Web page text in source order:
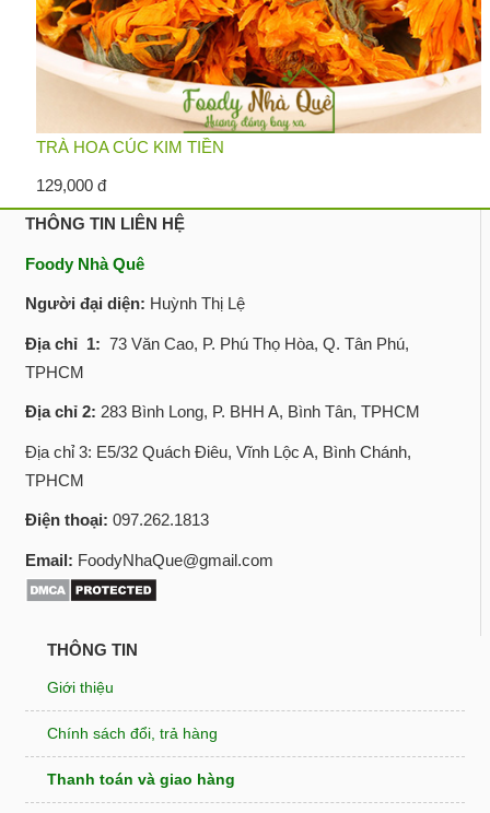
TRÀ HOA CÚC KIM TIỀN
129,000 đ
THÔNG TIN LIÊN HỆ
Foody Nhà Quê
Người đại diện: Huỳnh Thị Lệ
Địa chỉ 1: 73 Văn Cao, P. Phú Thọ Hòa, Q. Tân Phú,
TPHCM
Địa chỉ 2: 283 Bình Long, P. BHH A, Bình Tân, TPHCM
Địa chỉ 3: E5/32 Quách Điêu, Vĩnh Lộc A, Bình Chánh,
TPHCM
Điện thoại: 097.262.1813
Email: FoodyNhaQue@gmail.com
THÔNG TIN
Giới thiệu
Chính sách đổi, trả hàng
Thanh toán và giao hàng